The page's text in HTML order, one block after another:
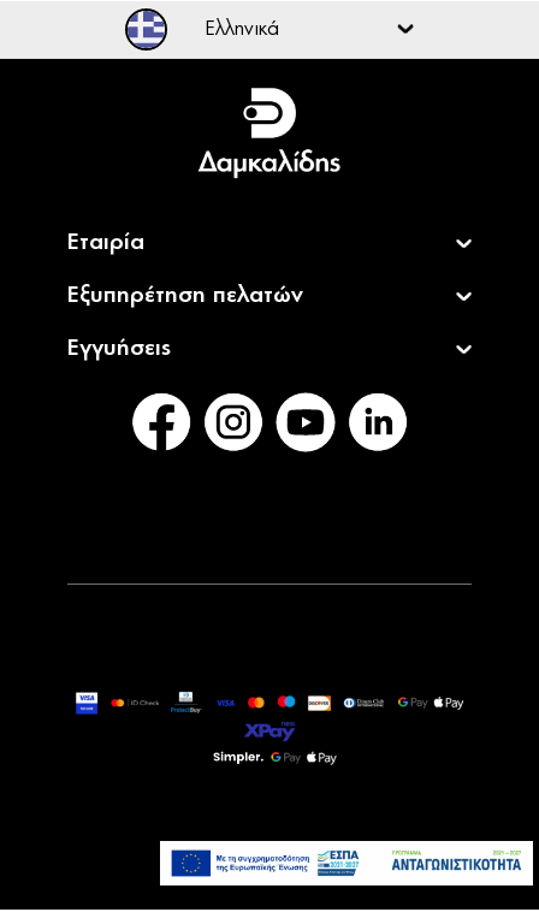
Προσθήκη στο καλάθι
Ελληνικά
Ελληνικά
English
Εταιρία
Εξυπηρέτηση πελατών
Εγγυήσεις